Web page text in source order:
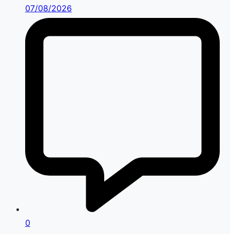
07/08/2026
0